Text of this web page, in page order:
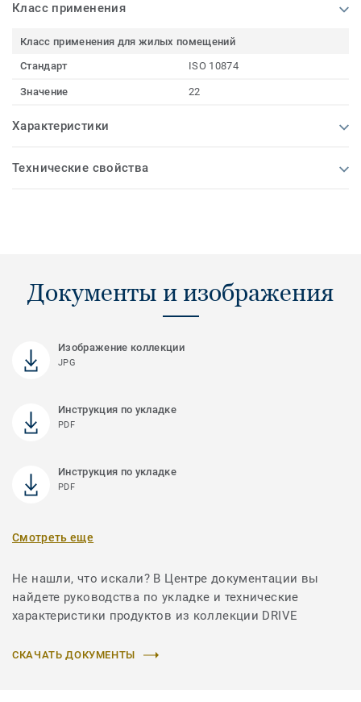
Класс применения
Класс применения для жилых помещений
Стандарт
ISO 10874
Значение 22
Характеристики
Технические свойства
Документы и изображения
Изображение коллекции
JPG
Инструкция по укладке
PDF
Инструкция по укладке
PDF
Смотреть еще
Не нашли, что искали? В Центре документации вы
найдете руководства по укладке и технические
характеристики продуктов из коллекции DRIVE
СКАЧАТЬ ДОКУМЕНТЫ